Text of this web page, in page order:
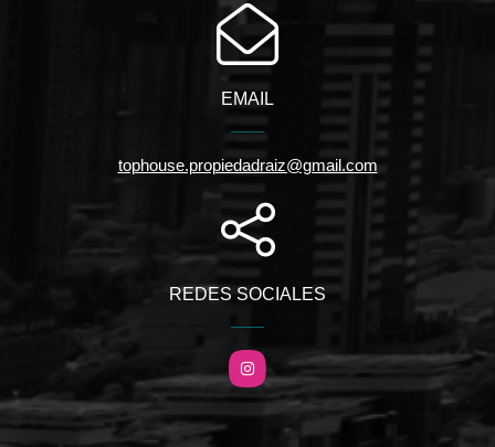
EMAIL
tophouse.propiedadraiz@gmail.com
REDES SOCIALES
Instagram